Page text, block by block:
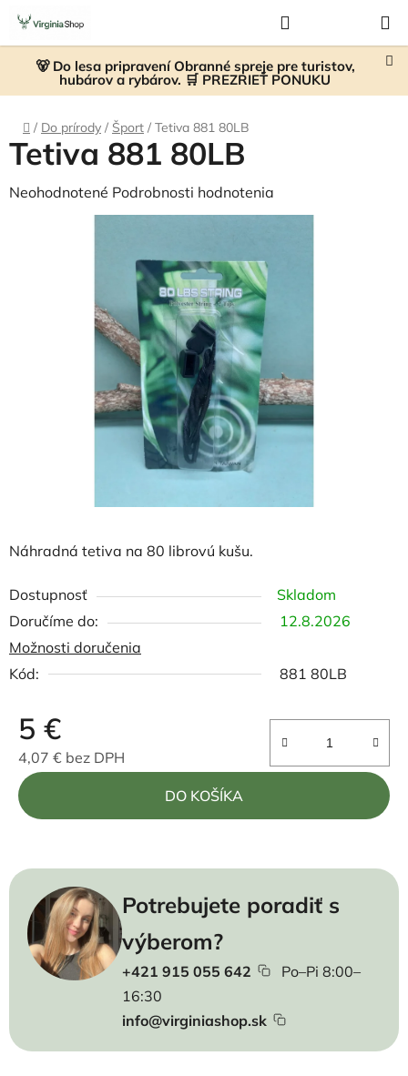
Prejsť
obsah
🐻 Do lesa pripravení Obranné spreje pre turistov,
hubárov a rybárov. 🛒 PREZRIEŤ PONUKU
KOŠÍK
Domov
/ Do prírody / Šport / Tetiva 881 80LB
Náhradná tetiva na 80 librovú kušu.
Dostupnosť
Skladom
12.8.2026
Možnosti doručenia
Kód:
881 80LB
5 €
4,07 € bez DPH
Jednotková cena:
DO KOŠÍKA
Potrebujete poradiť s
výberom?
+421 915 055 642
Po–Pi 8:00–
16:30
info@virginiashop.sk
Tetiva 881 80LB
Priemerné
Neohodnotené Podrobnosti hodnotenia